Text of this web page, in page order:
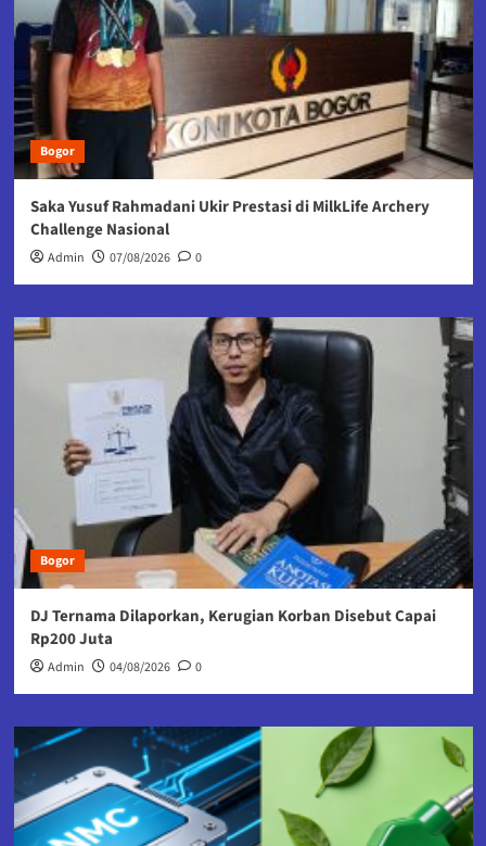
Bogor
Saka Yusuf Rahmadani Ukir Prestasi di MilkLife Archery
Challenge Nasional
Admin 07/08/2026 0
Bogor
DJ Ternama Dilaporkan, Kerugian Korban Disebut Capai
Rp200 Juta
Admin 04/08/2026 0